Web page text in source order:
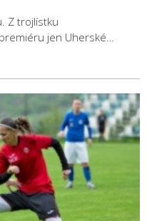
Z trojlístku
jen Uherské…